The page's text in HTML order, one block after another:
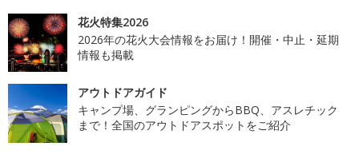
花火特集2026
2026年の花火大会情報をお届け！開催・中止・延期
情報も掲載
アウトドアガイド
キャンプ場、グランピングからBBQ、アスレチック
まで！全国のアウトドアスポットをご紹介